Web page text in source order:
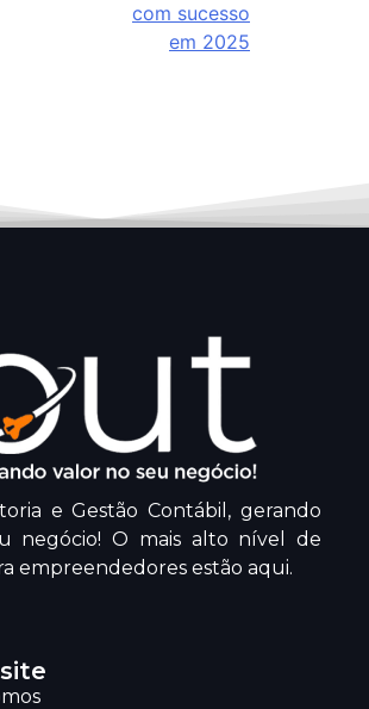
com sucesso
em 2025
e Gestão Contábil, gerando
negócio! O mais alto nível de
empreendedores estão aqui.